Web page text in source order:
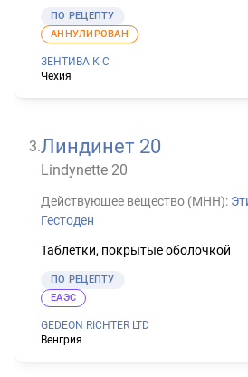
ПО РЕЦЕПТУ
ЗЕНТИВА К С
Чехия
АННУЛИРОВАН
3.Линдинет 20
Lindynette 20
Действующее вещество (МНН):
Гестоден
Таблетки, покрытые оболочкой
ПО РЕЦЕПТУ
GEDEON RICHTER LTD
Венгрия
ЕАЭС